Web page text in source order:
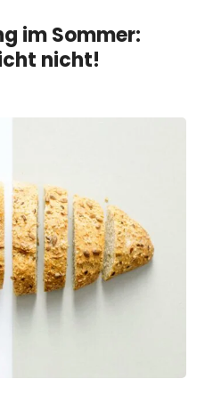
im Sommer:
nicht!